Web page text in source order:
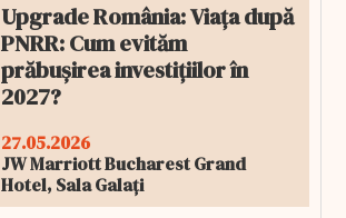
Upgrade România: Viața după
PNRR: Cum evităm
prăbușirea investițiilor în
2027?
27.05.2026
JW Marriott Bucharest Grand
Hotel, Sala Galați